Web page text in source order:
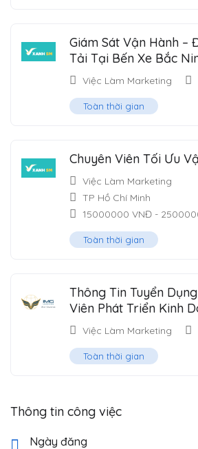
Giám Sát Vận Hành –
Tải Tại Bến Xe Bắc
Việc Làm Marketing
Toàn thời gian
Chuyên Viên Tối Ưu
Việc Làm Marketing
TP Hồ Chí Minh
15000000 VNĐ -
Toàn thời gian
Thông Tin Tuyển
Viên Phát Triển Kinh
Việc Làm Marketing
Toàn thời gian
Thông tin công việc
Ngày đăng